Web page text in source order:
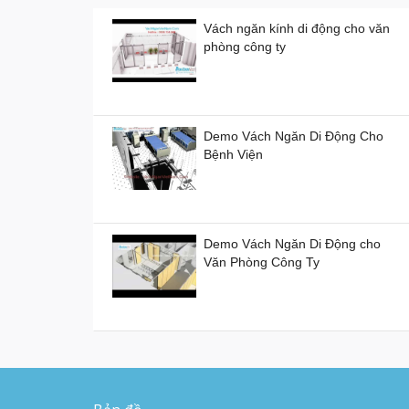
Vách ngăn kính di động cho văn
phòng công ty
Demo Vách Ngăn Di Động Cho
Bệnh Viện
Demo Vách Ngăn Di Động cho
Văn Phòng Công Ty
Laminate Composite giá rẻ